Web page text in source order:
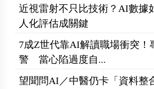
近視雷射不只比技術？AI數據
人化評估成關鍵
7成Z世代靠AI解讀職場衝突！
警 當心陷過度自...
望聞問AI／中醫仍卡「資料